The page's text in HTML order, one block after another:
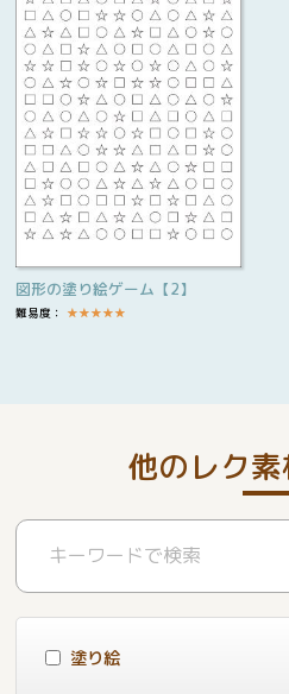
図形の塗り絵ゲーム【2】
難易度： ★★★★★
他のレク
塗り絵